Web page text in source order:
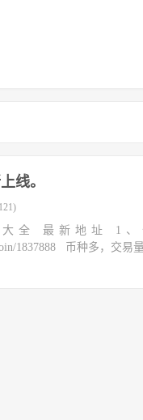
线。
大全 最新地址 1
1837888 币种多，交易